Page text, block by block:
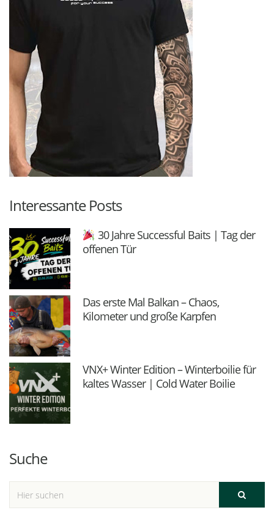
Interessante Posts
30 Jahre Successful Baits | Tag der
offenen Tür
Das erste Mal Balkan – Chaos,
Kilometer und große Karpfen
VNX+ Winter Edition – Winterboilie für
kaltes Wasser | Cold Water Boilie
Suche